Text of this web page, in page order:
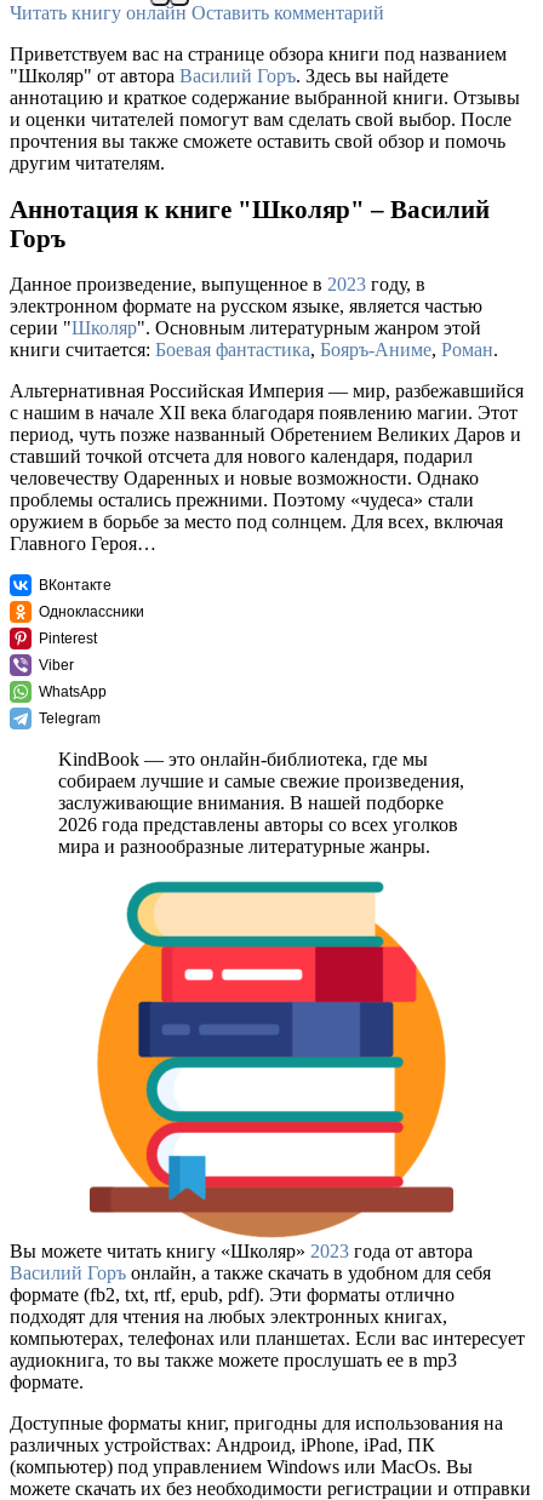
Читать книгу онлайн Оставить комментарий
Приветствуем вас на странице обзора книги под названием
"Школяр" от автора Василий Горъ. Здесь вы найдете
аннотацию и краткое содержание выбранной книги. Отзывы
и оценки читателей помогут вам сделать свой выбор. После
прочтения вы также сможете оставить свой обзор и помочь
другим читателям.
Аннотация к книге "Школяр" – Василий
Горъ
Данное произведение, выпущенное в 2023 году, в
электронном формате на русском языке, является частью
серии "Школяр". Основным литературным жанром этой
книги считается: Боевая фантастика, Бояръ-Аниме, Роман.
Альтернативная Российская Империя — мир, разбежавшийся
с нашим в начале XII века благодаря появлению магии. Этот
период, чуть позже названный Обретением Великих Даров и
ставший точкой отсчета для нового календаря, подарил
человечеству Одаренных и новые возможности. Однако
проблемы остались прежними. Поэтому «чудеса» стали
оружием в борьбе за место под солнцем. Для всех, включая
Главного Героя…
ВКонтакте
Одноклассники
Pinterest
Viber
WhatsApp
Telegram
KindBook — это онлайн-библиотека, где мы
собираем лучшие и самые свежие произведения,
заслуживающие внимания. В нашей подборке
2026 года представлены авторы со всех уголков
мира и разнообразные литературные жанры.
Вы можете читать книгу «Школяр» 2023 года от автора
Василий Горъ онлайн, а также скачать в удобном для себя
формате (fb2, txt, rtf, epub, pdf). Эти форматы отлично
подходят для чтения на любых электронных книгах,
компьютерах, телефонах или планшетах. Если вас интересует
аудиокнига, то вы также можете прослушать ее в mp3
формате.
Доступные форматы книг, пригодны для использования на
различных устройствах: Андроид, iPhone, iPad, ПК
(компьютер) под управлением Windows или MacOs. Вы
можете скачать их без необходимости регистрации и отправки